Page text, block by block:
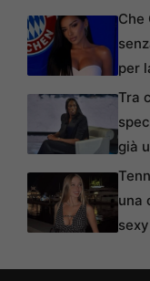
Che
per
Tra
già
una